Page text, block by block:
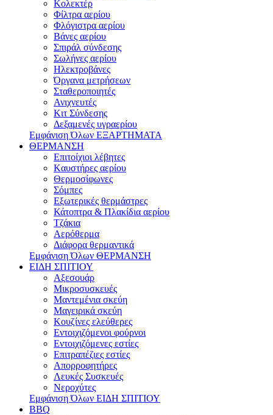
Κολεκτέρ
Φίλτρα αερίου
Φλόγιστρα αερίου
Βάνες αερίου
Σπιράλ σύνδεσης
Σωλήνες αερίου
Ηλεκτροβάνες
Όργανα μετρήσεων
Σταθεροποιητές
Ανιχνευτές
Κιτ Σύνδεσης
Δεξαμενές υγραερίου
Εμφάνιση Όλων ΕΞΑΡΤΗΜΑΤΑ
ΘΕΡΜΑΝΣΗ
Επιτοίχιοι λέβητες
Kαυστήρες αερίου
Θερμοσίφωνες
Σόμπες
Εξωτερικές θερμάστρες
Κάτοπτρα & Πλακίδια αερίου
Τζάκια
Αερόθερμα
Διάφορα θερμαντικά
Εμφάνιση Όλων ΘΕΡΜΑΝΣΗ
ΕΙΔΗ ΣΠΙΤΙΟΥ
Αξεσουάρ
Μικροσυσκευές
Μαντεμένια σκεύη
Μαγειρικά σκεύη
Κουζίνες ελεύθερες
Εντοιχιζόμενοι φούρνοι
Εντοιχιζόμενες εστίες
Επιτραπέζιες εστίες
Απορροφητήρες
Λευκές Συσκευές
Νεροχύτες
Εμφάνιση Όλων ΕΙΔΗ ΣΠΙΤΙΟΥ
BBQ